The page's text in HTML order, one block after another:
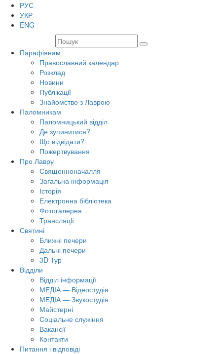
РУС
УКР
ENG
Парафіянам
Православний календар
Розклад
Новини
Публікації
Знайомство з Лаврою
Паломникам
Паломницький відділ
Де зупинитися?
Що відвідати?
Пожертвування
Про Лавру
Священноначалля
Загальна інформація
Історія
Електронна бібліотека
Фотогалерея
Трансляцiї
Святині
Ближні печери
Дальні печери
3D Тур
Відділи
Відділ інформації
МЕДІА — Відеостудія
МЕДІА — Звукостудія
Майстерні
Соціальне служіння
Вакансії
Контакти
Питання і відповіді